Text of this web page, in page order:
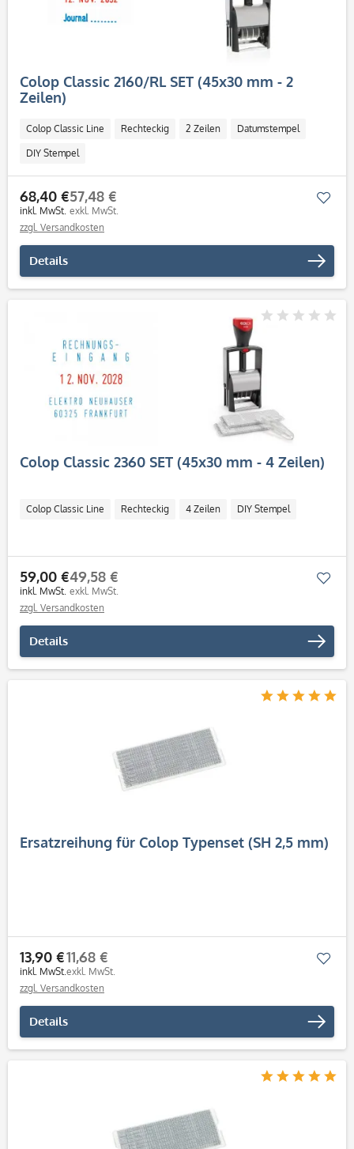
Colop Classic 2160/RL SET (45x30 mm - 2
Zeilen)
Colop Classic Line Rechteckig 2 Zeilen Datumstempel
DIY Stempel
68,40 €
inkl. MwSt.
57,48 €
exkl. MwSt.
zzgl. Versandkosten
Details
Colop Classic 2360 SET (45x30 mm - 4 Zeilen)
Colop Classic Line Rechteckig 4 Zeilen DIY Stempel
59,00 €
inkl. MwSt.
49,58 €
exkl. MwSt.
zzgl. Versandkosten
Details
Ersatzreihung für Colop Typenset (SH 2,5 mm)
13,90 €
inkl. MwSt.
11,68 €
exkl. MwSt.
zzgl. Versandkosten
Details